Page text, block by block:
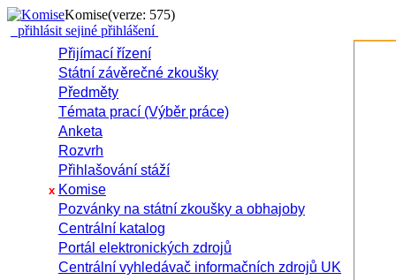
Komise(verze: 575)
přihlásit sejiné přihlášení
Přijímací řízení
Státní závěrečné zkoušky
Předměty
Témata prací (Výběr práce)
Anketa
Rozvrh
Přihlašování stáží
x Komise
Pozvánky na státní zkoušky a obhajoby
Centrální katalog
Portál elektronických zdrojů
Centrální vyhledávač informačních zdrojů UK